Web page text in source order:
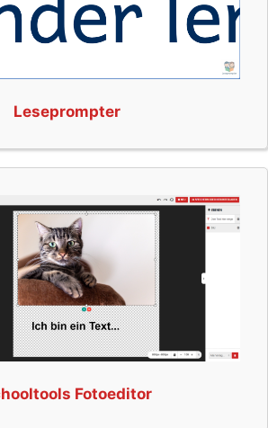
Leseprompter
Fotoeditor